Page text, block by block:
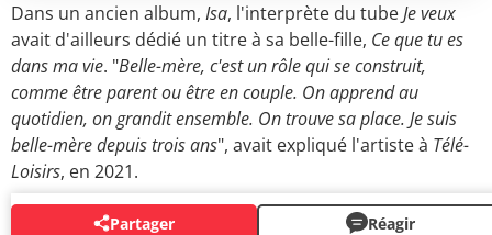
Dans un ancien album, Isa, l'interprète du tubeJe veux
avait d'ailleurs dédié un titre à sa belle-fille, Ce que tu es
dans ma vie. "Belle-mère, c'est un rôle qui se construit,
comme être parent ou être en couple. On apprend au
quotidien, on grandit ensemble. On trouve sa place. Je suis
belle-mère depuis trois ans", avait expliqué l'artiste à Télé-
Loisirs, en 2021.
Partager Réagir